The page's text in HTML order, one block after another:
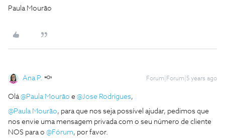
Paula Mourão
Ana P. Forum|Forum|5 years ago
Olá@Paula Mourão e @Jose Rodrigues,
@Paula Mourão, para que nos seja possível ajudar, pedimos que
nos envie uma mensagem privada com o seu número de cliente
NOS para o @Fórum, por favor.